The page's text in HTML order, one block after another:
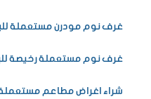
غرف نوم مودرن مستعملة للبيع – 97766557
غرف نوم مستعملة رخيصة للبيع |
شراء اغراض مطاعم مستعملة